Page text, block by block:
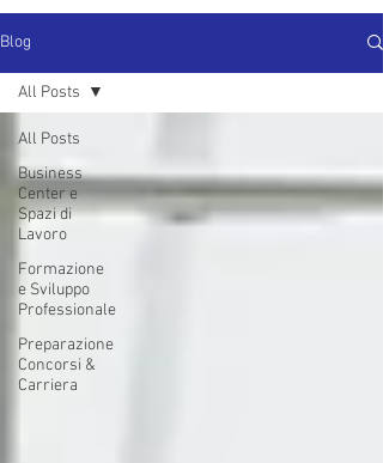
Blog
All Posts
Business
Center e
Spazi di
Lavoro
Formazione
e Sviluppo
Professionale
Preparazione
Concorsi &
Carriera
All Posts